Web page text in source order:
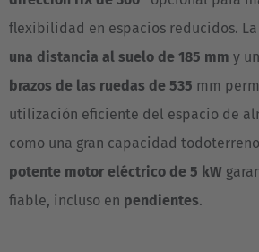
Nederlands
Österreich
Deutsch
Polska
Polski
Türkiye
flexibilidad en espacios reducidos.
una distancia al suelo de 185 mm y
brazos de las ruedas de 535 mm
utilización eficiente del espacio de
como una gran capacidad
potente motor eléctrico de 5 kW
fiable, incluso en pendientes.